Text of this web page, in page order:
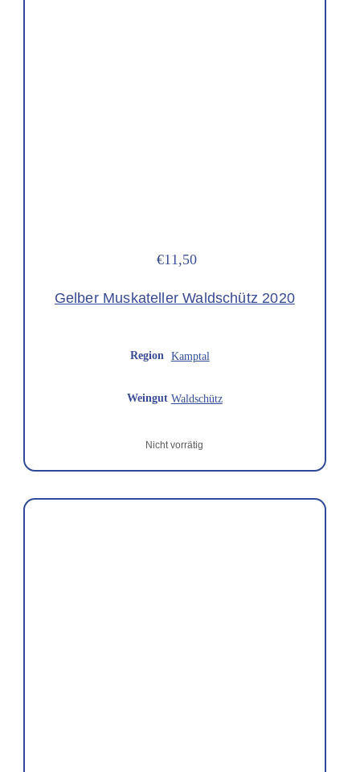
€11,50
Gelber Muskateller Waldschütz 2020
Region Kamptal
Weingut Waldschütz
Nicht vorrätig